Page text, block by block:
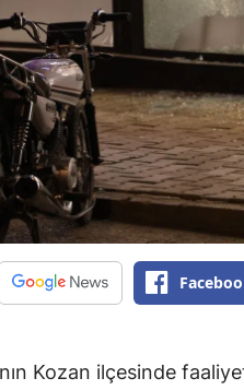
Kozan ilçesinde